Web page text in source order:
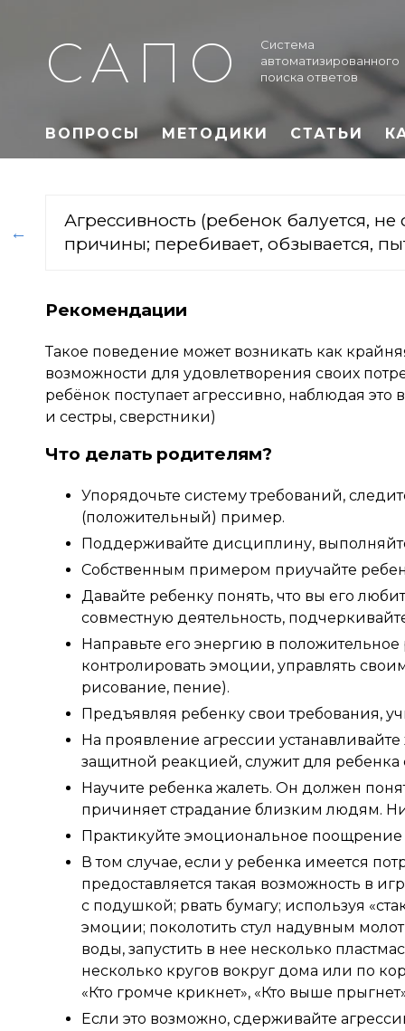
САПО
Система
автоматизированного
поиска ответов
ВОПРОСЫ МЕТОДИКИ СТАТЬИ
Агрессивность (ребенок балуется,
причины; перебивает, обзывается,
←
Рекомендации
Такое поведение может возникать как
возможности для удовлетворения своих
ребёнок поступает агрессивно, наблюдая
и сестры, сверстники)
Что делать родителям?
Упорядочьте систему требований,
(положительный) пример.
Поддерживайте дисциплину,
Собственным примером приучайте
Давайте ребенку понять, что вы его
совместную деятельность,
Направьте его энергию в
контролировать эмоции, управлять
рисование, пение).
Предъявляя ребенку свои требования,
На проявление агрессии устанавливайте
защитной реакцией, служит для
Научите ребенка жалеть. Он должен
причиняет страдание близким людям.
Практикуйте эмоциональное поощрение
В том случае, если у ребенка имеется
предоставляется такая возможность в
с подушкой; рвать бумагу; используя
эмоции; поколотить стул надувным
воды, запустить в нее несколько
несколько кругов вокруг дома или по
«Кто громче крикнет», «Кто выше
Если это возможно, сдерживайте